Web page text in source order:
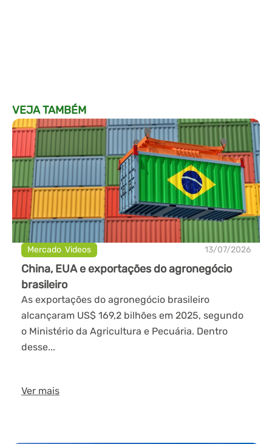
VEJA TAMBÉM
Mercado,Videos 13/07/2026
China, EUA e exportações do agronegócio
brasileiro
As exportações do agronegócio brasileiro
alcançaram US$ 169,2 bilhões em 2025, segundo
o Ministério da Agricultura e Pecuária. Dentro
desse...
Ver mais